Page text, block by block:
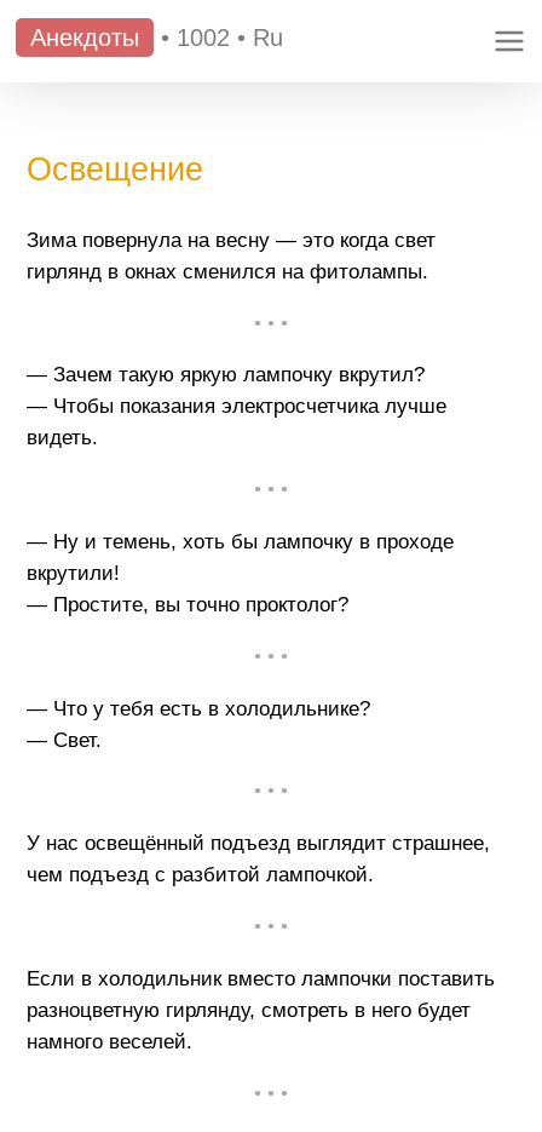
Анекдоты • 1002 • Ru
Освещение
Зима повернула на весну — это когда свет
гирлянд в окнах сменился на фитолампы.
• • •
— Зачем такую яркую лампочку вкрутил?
— Чтобы показания электросчетчика лучше
видеть.
• • •
— Ну и темень, хоть бы лампочку в проходе
вкрутили!
— Простите, вы точно проктолог?
• • •
— Что у тебя есть в холодильнике?
— Свет.
• • •
У нас освещённый подъезд выглядит страшнее,
чем подъезд с разбитой лампочкой.
• • •
Если в холодильник вместо лампочки поставить
разноцветную гирлянду, смотреть в него будет
намного веселей.
• • •